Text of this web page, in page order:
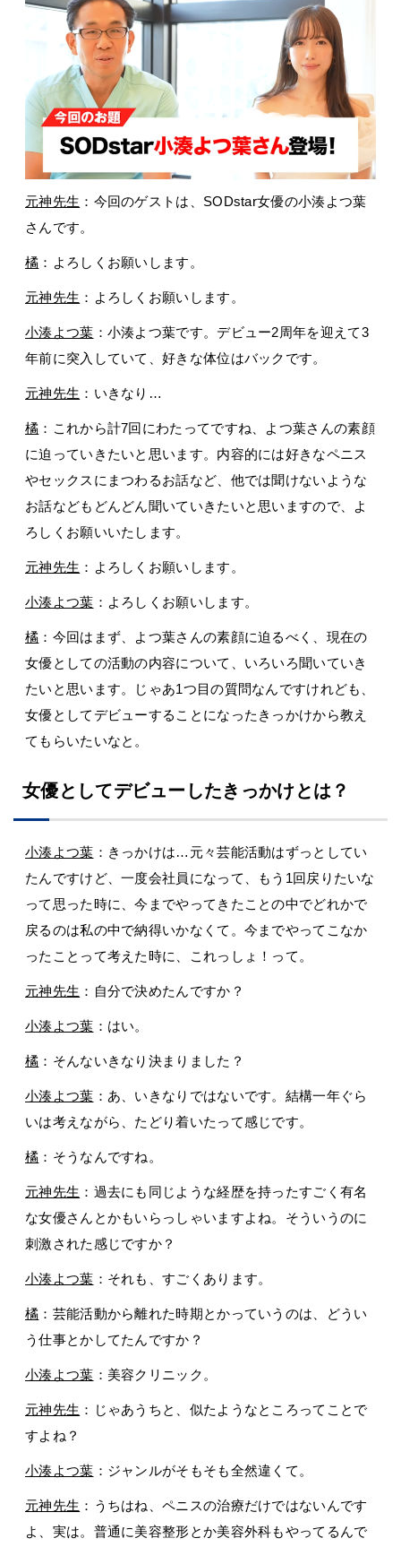
元神先生 ：今回のゲストは、SODstar女優の小湊よつ葉
さんです。
橘 ：よろしくお願いします。
元神先生 ：よろしくお願いします。
小湊よつ葉 ：小湊よつ葉です。デビュー2周年を迎えて3
年前に突入していて、好きな体位はバックです。
元神先生 ：いきなり…
橘 ：これから計7回にわたってですね、よつ葉さんの素顔
に迫っていきたいと思います。内容的には好きなペニス
やセックスにまつわるお話など、他では聞けないような
お話などもどんどん聞いていきたいと思いますので、よ
ろしくお願いいたします。
元神先生 ：よろしくお願いします。
小湊よつ葉 ：よろしくお願いします。
橘 ：今回はまず、よつ葉さんの素顔に迫るべく、現在の
女優としての活動の内容について、いろいろ聞いていき
たいと思います。じゃあ1つ目の質問なんですけれども、
女優としてデビューすることになったきっかけから教え
てもらいたいなと。
女優としてデビューしたきっかけとは？
小湊よつ葉 ：きっかけは…元々芸能活動はずっとしてい
たんですけど、一度会社員になって、もう1回戻りたいな
って思った時に、今までやってきたことの中でどれかで
戻るのは私の中で納得いかなくて。今までやってこなか
ったことって考えた時に、これっしょ！って。
元神先生 ：自分で決めたんですか？
小湊よつ葉 ：はい。
橘 ：そんないきなり決まりました？
小湊よつ葉 ：あ、いきなりではないです。結構一年ぐら
いは考えながら、たどり着いたって感じです。
橘 ：そうなんですね。
元神先生 ：過去にも同じような経歴を持ったすごく有名
な女優さんとかもいらっしゃいますよね。そういうのに
刺激された感じですか？
小湊よつ葉 ：それも、すごくあります。
橘 ：芸能活動から離れた時期とかっていうのは、どうい
う仕事とかしてたんですか？
小湊よつ葉 ：美容クリニック。
元神先生 ：じゃあうちと、似たようなところってことで
すよね？
小湊よつ葉 ：ジャンルがそもそも全然違くて。
元神先生 ：うちはね、ペニスの治療だけではないんです
よ、実は。普通に美容整形とか美容外科もやってるんで